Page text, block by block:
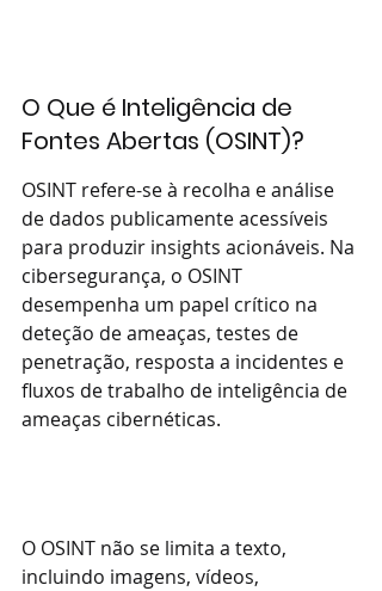
O Que é Inteligência de
Fontes Abertas (OSINT)?
OSINT refere-se à recolha e análise
de dados publicamente acessíveis
para produzir insights acionáveis. Na
cibersegurança, o OSINT
desempenha um papel crítico na
deteção de ameaças, testes de
penetração, resposta a incidentes e
fluxos de trabalho de inteligência de
ameaças cibernéticas.
O OSINT não se limita a texto,
incluindo imagens, vídeos,